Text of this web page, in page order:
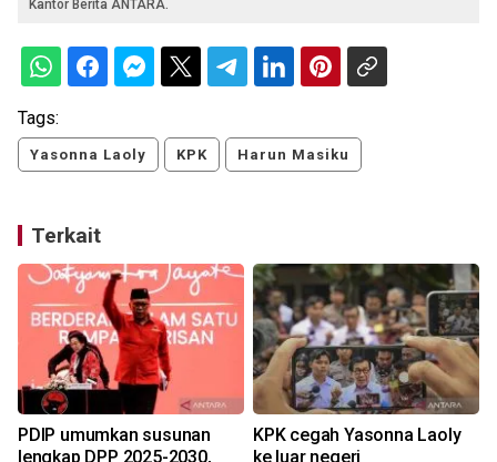
Kantor Berita ANTARA.
Tags:
Yasonna Laoly KPK Harun Masiku
Terkait
PDIP umumkan susunan
lengkap DPP 2025-2030,
KPK cegah Yasonna Laoly
ke luar negeri